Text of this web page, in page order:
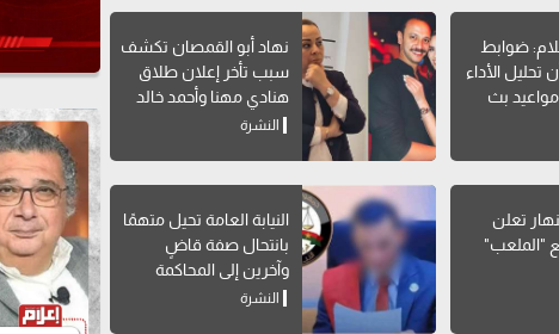
ضوابط
تحليل الأداء
بث
نهاد أبو القمصان تكشف
سبب تأخر إعلان طلاق
هنادي مهنا وأحمد خالد
صالحالنشرة
تعلن
"الملعب"
النيابة العامة تحيل متهمًا
بانتحال صفة قاضٍ
وآخرين إلى المحاكمة
النشرة